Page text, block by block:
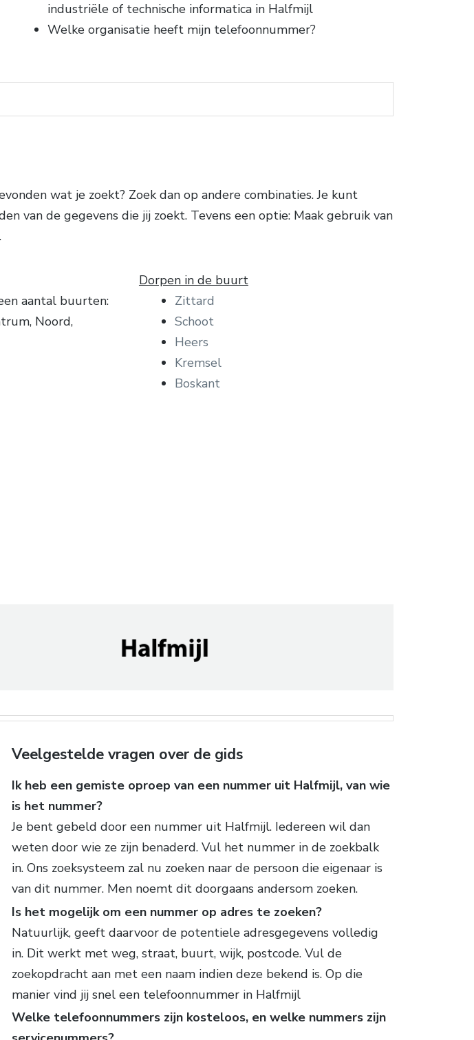
industriële of technische informatica in Halfmijl
Welke organisatie heeft mijn telefoonnummer?
wat je zoekt? Zoek dan op andere combinaties. Je kunt
van de gegevens die jij zoekt. Tevens een optie: Maak gebruik van
aantal buurten:
Noord,
Dorpen in de buurt
Zittard
Schoot
Heers
Kremsel
Boskant
Veelgestelde vragen over de gids
Ik heb een gemiste oproep van een nummer uit Halfmijl, van wie
is het nummer?
Je bent gebeld door een nummer uit Halfmijl. Iedereen wil dan
weten door wie ze zijn benaderd. Vul het nummer in de zoekbalk
in. Ons zoeksysteem zal nu zoeken naar de persoon die eigenaar is
van dit nummer. Men noemt dit doorgaans andersom zoeken.
Is het mogelijk om een nummer op adres te zoeken?
Natuurlijk, geeft daarvoor de potentiele adresgegevens volledig
in. Dit werkt met weg, straat, buurt, wijk, postcode. Vul de
zoekopdracht aan met een naam indien deze bekend is. Op die
manier vind jij snel een telefoonnummer in Halfmijl
Welke telefoonnummers zijn kosteloos, en welke nummers zijn